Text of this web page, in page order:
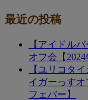
最近の投稿
【アイドル
オフ会【
【ユリコタ
イガーっすオ
フェバー】